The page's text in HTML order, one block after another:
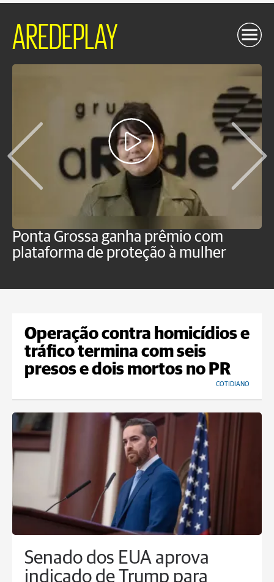
AREDEPLAY
Ponta Grossa ganha prêmio com
plataforma de proteção à mulher
Operação contra homicídios e
tráfico termina com seis
presos e dois mortos no PR
COTIDIANO
Senado dos EUA aprova
indicado de Trump para